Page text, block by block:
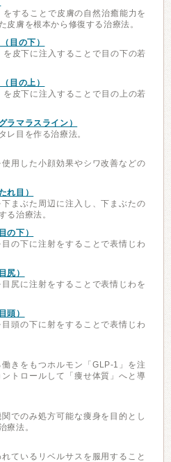
することで皮膚の自然治癒能力を
皮膚を根本から修復する治療法。
目の下）
皮下に注入することで目の下の若
目の上）
皮下に注入することで目の上の若
ラマラスライン）
レ目を作る治療法。
用した小顔効果やシワ改善などの
れ目）
まぶた周辺に注入し、下まぶたの
る治療法。
の下）
の下に注射をすることで表情じわ
尻）
尻に注射をすることで表情じわを
頭）
頭の下に射をすることで表情じわ
きをもつホルモン「GLP-1」を注
トロールして「痩せ体質」へと導
でのみ処方可能な痩身を目的とし
療法。
ているリベルサスを服用すること